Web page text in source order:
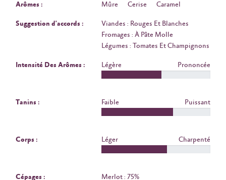
Arômes : Mûre Cerise Caramel
Suggestion d'accords :
Viandes : Rouges Et Blanches
Fromages : À Pâte Molle
Légumes : Tomates Et Champignons
Intensité Des Arômes : Légère Prononcée
Tanins : Faible Puissant
Corps : Léger Charpenté
Cépages : Merlot : 75%